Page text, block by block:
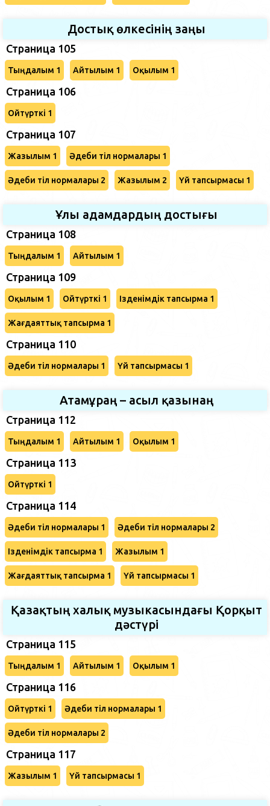
Достық өлкесінің заңы
Страница 105
Тыңдалым 1 Айтылым 1 Оқылым 1
Страница 106
Ойтүрткі 1
Страница 107
Жазылым 1 Әдеби тіл нормалары 1
Әдеби тіл нормалары 2 Жазылым 2 Үй тапсырмасы 1
Ұлы адамдардың достығы
Страница 108
Тыңдалым 1 Айтылым 1
Страница 109
Оқылым 1 Ойтүрткі 1 Ізденімдік тапсырма 1
Жағдаяттық тапсырма 1
Страница 110
Әдеби тіл нормалары 1 Үй тапсырмасы 1
Атамұраң – асыл қазынаң
Страница 112
Тыңдалым 1 Айтылым 1 Оқылым 1
Страница 113
Ойтүрткі 1
Страница 114
Әдеби тіл нормалары 1 Әдеби тіл нормалары 2
Ізденімдік тапсырма 1 Жазылым 1
Жағдаяттық тапсырма 1 Үй тапсырмасы 1
Қазақтың халық музыкасындағы Қорқыт
дәстүрі
Страница 115
Тыңдалым 1 Айтылым 1 Оқылым 1
Страница 116
Ойтүрткі 1 Әдеби тіл нормалары 1
Әдеби тіл нормалары 2
Страница 117
Жазылым 1 Үй тапсырмасы 1